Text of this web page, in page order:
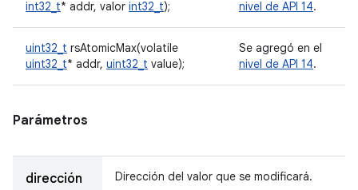
int32_t* addr, valor int32_t);
nivel de API 14.
uint32_t rsAtomicMax(volatile
uint32_t* addr, uint32_t value);
Se agregó en el
nivel de API 14.
Parámetros
dirección Dirección del valor que se modificará.